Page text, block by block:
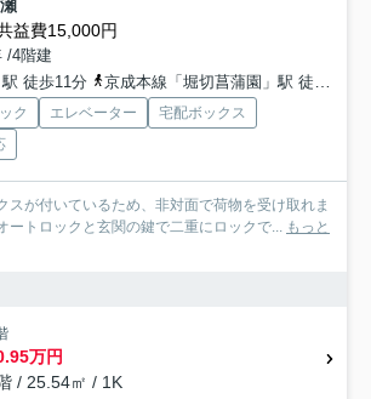
益費15,000円
/4階建
徒歩11分
京成本線「堀切菖蒲園」駅 徒歩20分
ク エレベーター
宅配ボックス
スが付いているため、非対面で荷物を受け取れま
ートロックと玄関の鍵で二重にロックで... もっと
万円
/ 25.54㎡ / 1K